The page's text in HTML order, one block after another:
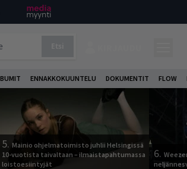
ENNAKKOKUUNTELU DOKUMENTIT FLOW
5. Mainio ohjelmatoimisto juhlii Helsingissä
10-vuotista taivaltaan – ilmaistapahtumassa
loistoesiintyjät
6.